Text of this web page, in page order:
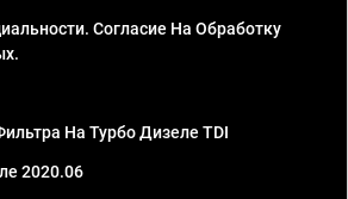
Согласие На Обработку
На Турбо Дизеле TDI
2020.06